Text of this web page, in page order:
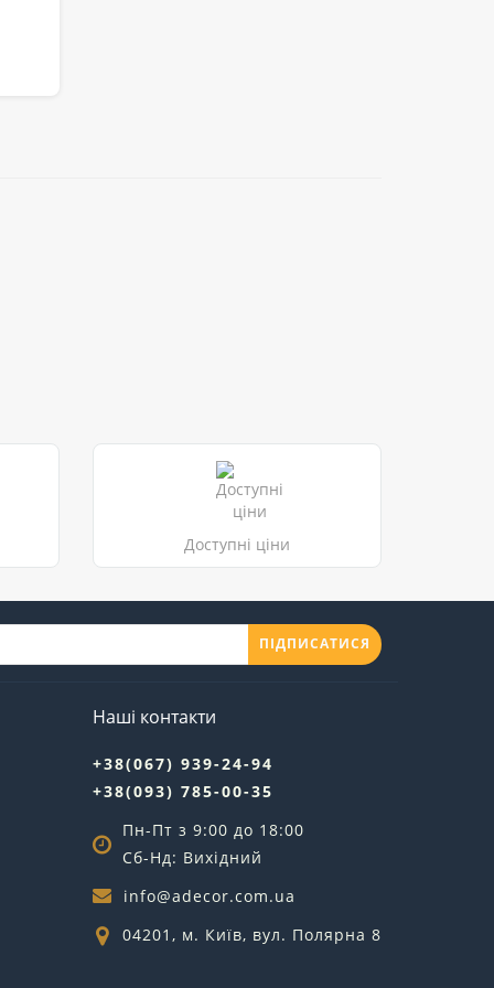
Доступні ціни
ПІДПИСАТИСЯ
Наші контакти
+38(067) 939-24-94
+38(093) 785-00-35
Пн-Пт з 9:00 до 18:00
Сб-Нд: Вихідний
info@adecor.com.ua
04201, м. Київ, вул. Полярна 8